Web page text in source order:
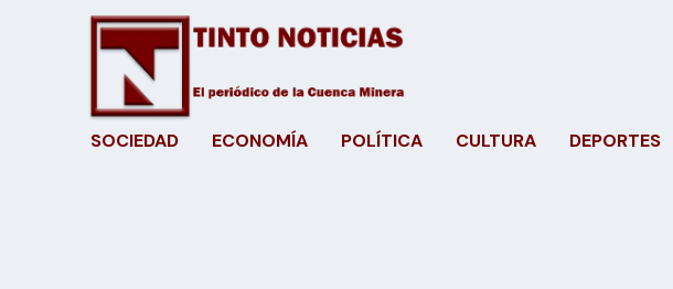
SOCIEDAD ECONOMÍA POLÍTICA CULTURA DEPORTES